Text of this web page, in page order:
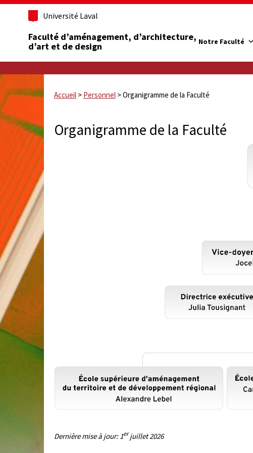
Université Laval
Faculté d’aménagement, d’architecture,
d’art et de design
Notre Faculté
Accueil > Personnel >Organigramme de la Faculté
Organigramme de la Faculté
Dernière mise à jour: 1erjuillet 2026